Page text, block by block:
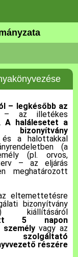
– legkésőbb az
– az illetékes
A halálesetet a
és a halottakkal
(a
(pl. orvos,
– az eljárás
meghatározott
eltemettetésre
bizonyítvány
kiállításáról
5 napon
személyvagy az
szolgáltató
részére